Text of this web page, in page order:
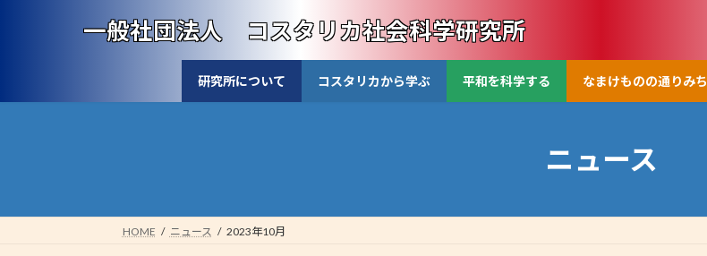
一般社団法人 コスタリカ社会科学研究所
研究所について コスタリカから学ぶ 平和を科学する なまけものの通りみち
ニュース
HOME ニュース 2023年10月